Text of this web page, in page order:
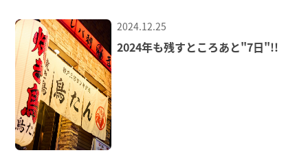
2024.12.25
2024年も残すところあと"7日"!!